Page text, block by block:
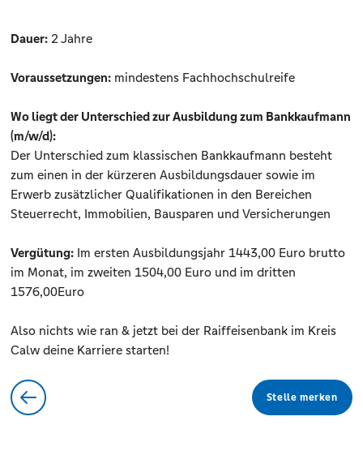
Dauer: 2 Jahre
Voraussetzungen: mindestens Fachhochschulreife
Wo liegt der Unterschied zur Ausbildung zum Bankkaufmann
(m/w/d):
Der Unterschied zum klassischen Bankkaufmann besteht
zum einen in der kürzeren Ausbildungsdauer sowie im
Erwerb zusätzlicher Qualifikationen in den Bereichen
Steuerrecht, Immobilien, Bausparen und Versicherungen
Vergütung: Im ersten Ausbildungsjahr 1443,00 Euro brutto
im Monat, im zweiten 1504,00 Euro und im dritten
1576,00Euro
Also nichts wie ran & jetzt bei der Raiffeisenbank im Kreis
Calw deine Karriere starten!
Stelle merken